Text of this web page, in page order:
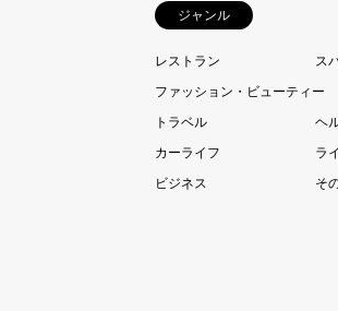
ジャンル
レストラン ス
ファッション・ビューティー
トラベル
ヘ
カーライフ
ラ
ビジネス
そ